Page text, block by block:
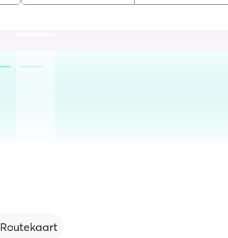
Routekaart